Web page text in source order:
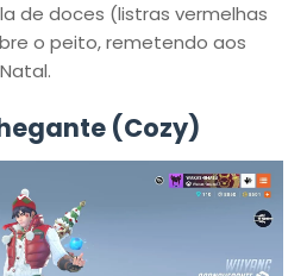
de doces (listras vermelhas
o peito, remetendo aos
(Cozy)